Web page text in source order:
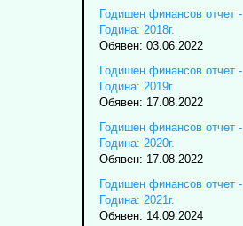
Годишен финансов отчет -
Година: 2018г.
Обявен: 03.06.2022
Годишен финансов отчет -
Година: 2019г.
Обявен: 17.08.2022
Годишен финансов отчет -
Година: 2020г.
Обявен: 17.08.2022
Годишен финансов отчет -
Година: 2021г.
Обявен: 14.09.2024